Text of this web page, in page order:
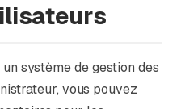
système de gestion des
vous pouvez